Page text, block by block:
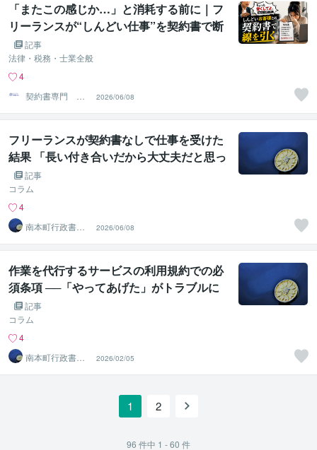
「またこの感じか…」と消耗する前に｜フ
リーランスが“しんどい仕事”を契約書で断
る方法
記事
法律・税務・士業全般
4
契約書専門 ア
トラス行政書士
法人
2026/06/08
フリーランスが契約書なしで仕事を受けた
結果 「長い付き合いだから大丈夫だと思っ
たんです。」
記事
コラム
4
南本町行政書士
事務所
2026/06/08
作業を代行するサービスの利用規約での必
須条項 ──「やってあげた」がトラブルに
なる前に
記事
コラム
4
南本町行政書士
事務所
2026/02/05
1 2
96 件中 1 - 60 件